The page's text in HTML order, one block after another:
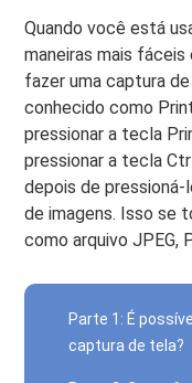
Quando você está
maneiras mais
fazer uma captura
conhecido como
pressionar a tecla
pressionar a tecla
depois de
de imagens. Isso se
como arquivo JPEG,
Parte 1: É
captura de tela?